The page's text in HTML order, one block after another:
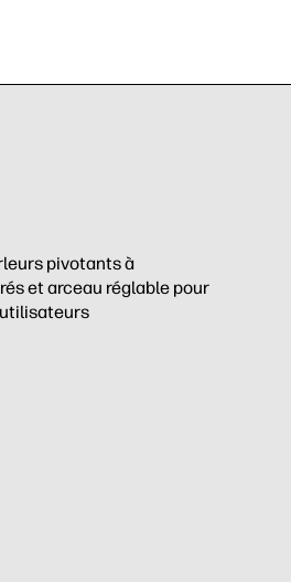
pivotants à
et arceau réglable pour